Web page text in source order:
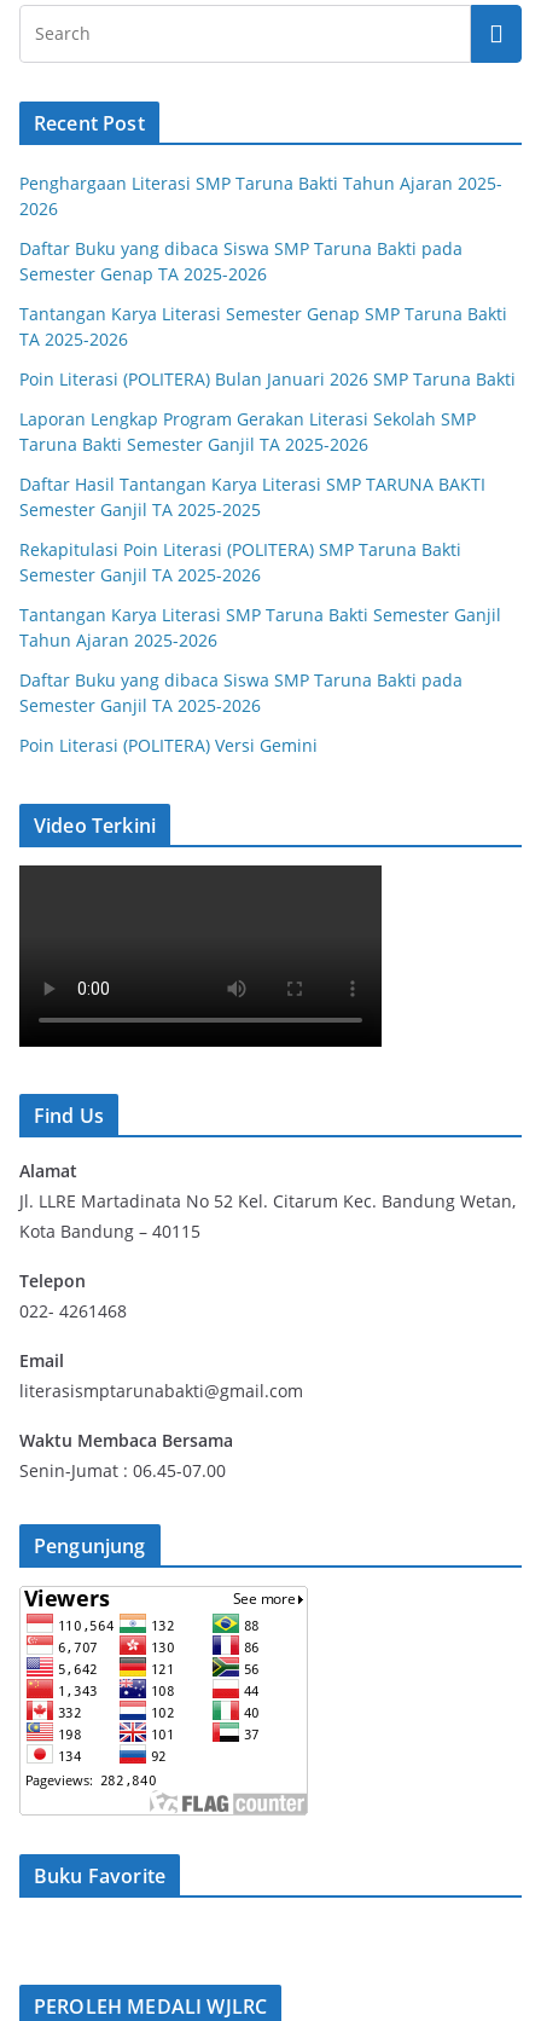
Recent Post
Penghargaan Literasi SMP Taruna Bakti Tahun Ajaran 2025-
2026
Daftar Buku yang dibaca Siswa SMP Taruna Bakti pada
Semester Genap TA 2025-2026
Tantangan Karya Literasi Semester Genap SMP Taruna Bakti
TA 2025-2026
Poin Literasi (POLITERA) Bulan Januari 2026 SMP Taruna Bakti
Laporan Lengkap Program Gerakan Literasi Sekolah SMP
Taruna Bakti Semester Ganjil TA 2025-2026
Daftar Hasil Tantangan Karya Literasi SMP TARUNA BAKTI
Semester Ganjil TA 2025-2025
Rekapitulasi Poin Literasi (POLITERA) SMP Taruna Bakti
Semester Ganjil TA 2025-2026
Tantangan Karya Literasi SMP Taruna Bakti Semester Ganjil
Tahun Ajaran 2025-2026
Daftar Buku yang dibaca Siswa SMP Taruna Bakti pada
Semester Ganjil TA 2025-2026
Poin Literasi (POLITERA) Versi Gemini
Video Terkini
Find Us
Alamat
Jl. LLRE Martadinata No 52 Kel. Citarum Kec. Bandung Wetan,
Kota Bandung – 40115
Telepon
022- 4261468
Email
literasismptarunabakti@gmail.com
Waktu Membaca Bersama
Senin-Jumat : 06.45-07.00
Pengunjung
Buku Favorite
PEROLEH MEDALI WJLRC